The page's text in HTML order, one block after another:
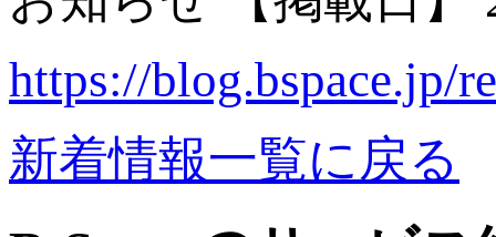
https://blog.bspace.jp/
新着情報一覧に戻る